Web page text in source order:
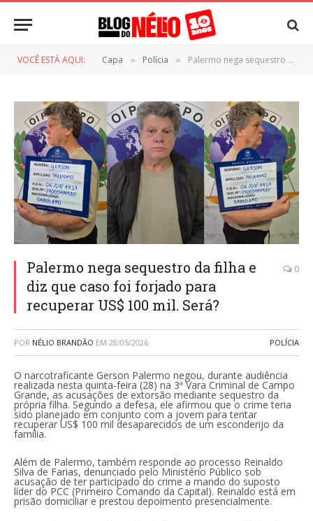
VOCÊ ESTÁ AQUI: Capa » Polícia » Palermo nega sequestro da filha e diz que caso foi forjado para recuperar US$ 100 mil. Será?
Palermo nega sequestro da filha e
diz que caso foi forjado para
recuperar US$ 100 mil. Será?
0
POR NÉLIO BRANDÃO EM 28/05/2026 POLÍCIA
O narcotraficante Gerson Palermo negou, durante audiência
realizada nesta quinta-feira (28) na 3ª Vara Criminal de Campo
Grande, as acusações de extorsão mediante sequestro da
própria filha. Segundo a defesa, ele afirmou que o crime teria
sido planejado em conjunto com a jovem para tentar
recuperar US$ 100 mil desaparecidos de um esconderijo da
família.
Além de Palermo, também responde ao processo Reinaldo
Silva de Farias, denunciado pelo Ministério Público sob
acusação de ter participado do crime a mando do suposto
líder do PCC (Primeiro Comando da Capital). Reinaldo está em
prisão domiciliar e prestou depoimento presencialmente.